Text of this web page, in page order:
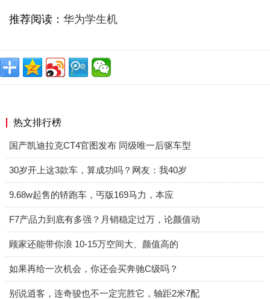
推荐阅读： 华为学生机
热文排行榜
国产凯迪拉克CT4官图发布 同级唯一后驱车型
30岁开上这3款车，算成功吗？网友：我40岁
9.68w起售的轿跑车，丐版169马力，本应
F7产品力到底有多强？月销稳定过万，论颜值动
顾家还能带你浪 10-15万空间大、颜值高的
如果再给一次机会，你还会买奔驰C级吗？
别说逍客，连奇骏也不一定完胜它，轴距2米7配